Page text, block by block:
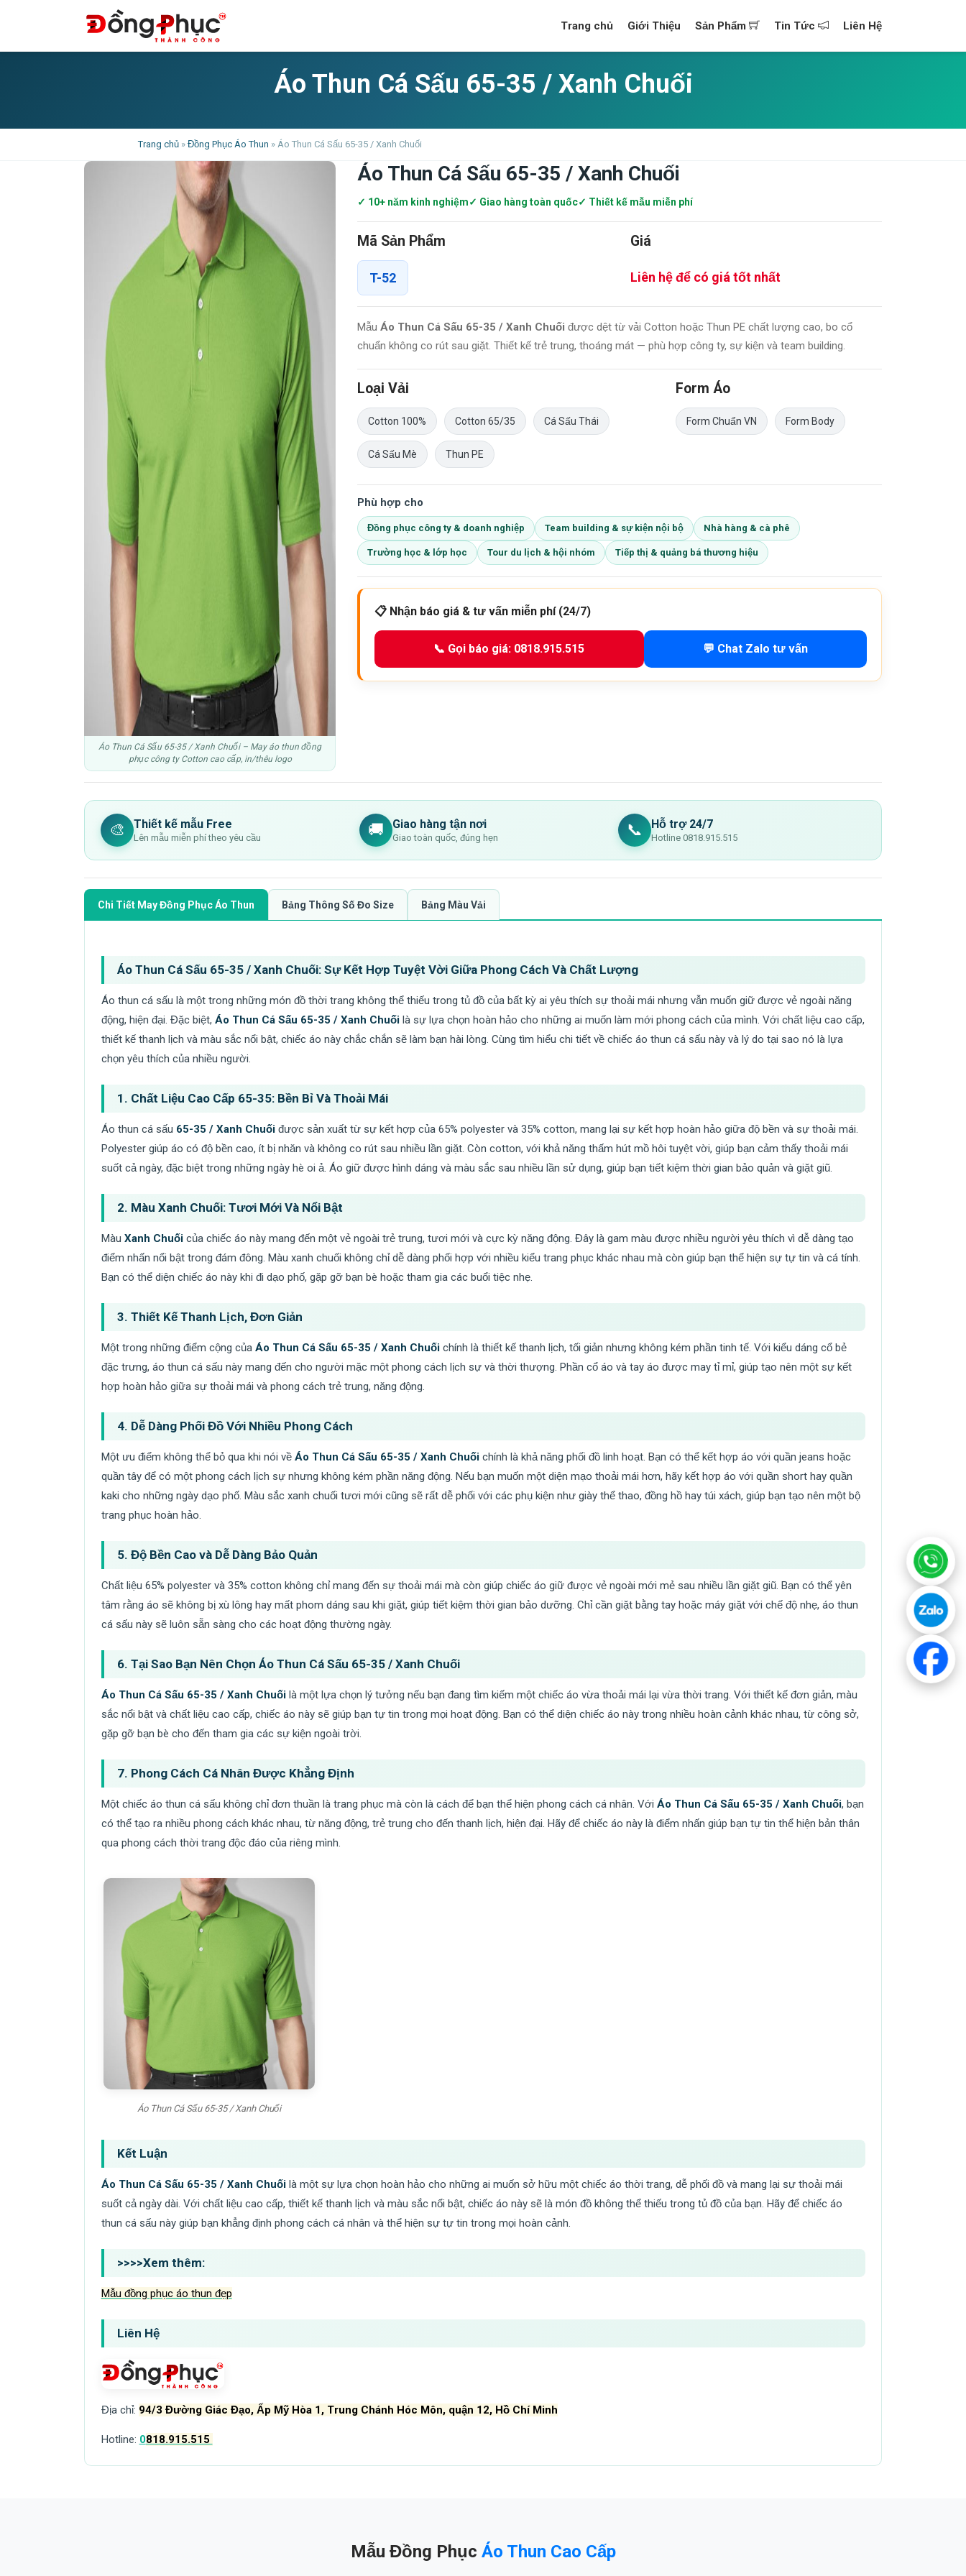
Trang chủ Giới Thiệu Sản Phẩm Tin Tức Liên Hệ
Áo Thun Cá Sấu 65-35 / Xanh Chuối
Trang chủ » Đồng Phục Áo Thun » Áo Thun Cá Sấu 65-35 / Xanh Chuối
Áo Thun Cá Sấu 65-35 / Xanh Chuối – May áo thun đồng
phục công ty Cotton cao cấp, in/thêu logo
Áo Thun Cá Sấu 65-35 / Xanh Chuối
✓ 10+ năm kinh nghiệm✓ Giao hàng toàn quốc✓ Thiết kế mẫu miễn phí
Mã Sản Phẩm
T-52
Giá
Liên hệ để có giá tốt nhất
Mẫu Áo Thun Cá Sấu 65-35 / Xanh Chuối được dệt từ vải Cotton hoặc Thun PE chất lượng cao, bo cổ
chuẩn không co rút sau giặt. Thiết kế trẻ trung, thoáng mát — phù hợp công ty, sự kiện và team building.
Loại Vải
Cotton 100% Cotton 65/35 Cá Sấu Thái
Cá Sấu Mè Thun PE
Form Áo
Form Chuẩn VN Form Body
Phù hợp cho
Đồng phục công ty & doanh nghiệp Team building & sự kiện nội bộ Nhà hàng & cà phê
Trường học & lớp học Tour du lịch & hội nhóm Tiếp thị & quảng bá thương hiệu
📋 Nhận báo giá & tư vấn miễn phí (24/7)
📞 Gọi báo giá: 0818.915.515 💬 Chat Zalo tư vấn
🎨 Thiết kế mẫu Free
Lên mẫu miễn phí theo yêu cầu 🚚 Giao hàng tận nơi
Giao toàn quốc, đúng hẹn 📞 Hỗ trợ 24/7
Hotline 0818.915.515
Chi Tiết May Đồng Phục Áo Thun Bảng Thông Số Đo Size Bảng Màu Vải
Áo Thun Cá Sấu 65-35 / Xanh Chuối: Sự Kết Hợp Tuyệt Vời Giữa Phong Cách Và Chất Lượng
Áo thun cá sấu là một trong những món đồ thời trang không thể thiếu trong tủ đồ của bất kỳ ai yêu thích sự thoải mái nhưng vẫn muốn giữ được vẻ ngoài năng
động, hiện đại. Đặc biệt, Áo Thun Cá Sấu 65-35 / Xanh Chuốilà sự lựa chọn hoàn hảo cho những ai muốn làm mới phong cách của mình. Với chất liệu cao cấp,
thiết kế thanh lịch và màu sắc nổi bật, chiếc áo này chắc chắn sẽ làm bạn hài lòng. Cùng tìm hiểu chi tiết về chiếc áo thun cá sấu này và lý do tại sao nó là lựa
chọn yêu thích của nhiều người.
1. Chất Liệu Cao Cấp 65-35: Bền Bỉ Và Thoải Mái
Áo thun cá sấu 65-35 / Xanh Chuốiđược sản xuất từ sự kết hợp của 65% polyester và 35% cotton, mang lại sự kết hợp hoàn hảo giữa độ bền và sự thoải mái.
Polyester giúp áo có độ bền cao, ít bị nhăn và không co rút sau nhiều lần giặt. Còn cotton, với khả năng thấm hút mồ hôi tuyệt vời, giúp bạn cảm thấy thoải mái
suốt cả ngày, đặc biệt trong những ngày hè oi ả. Áo giữ được hình dáng và màu sắc sau nhiều lần sử dụng, giúp bạn tiết kiệm thời gian bảo quản và giặt giũ.
2. Màu Xanh Chuối: Tươi Mới Và Nổi Bật
Màu Xanh Chuốicủa chiếc áo này mang đến một vẻ ngoài trẻ trung, tươi mới và cực kỳ năng động. Đây là gam màu được nhiều người yêu thích vì dễ dàng tạo
điểm nhấn nổi bật trong đám đông. Màu xanh chuối không chỉ dễ dàng phối hợp với nhiều kiểu trang phục khác nhau mà còn giúp bạn thể hiện sự tự tin và cá tính.
Bạn có thể diện chiếc áo này khi đi dạo phố, gặp gỡ bạn bè hoặc tham gia các buổi tiệc nhẹ.
3. Thiết Kế Thanh Lịch, Đơn Giản
Một trong những điểm cộng của Áo Thun Cá Sấu 65-35 / Xanh Chuốichính là thiết kế thanh lịch, tối giản nhưng không kém phần tinh tế. Với kiểu dáng cổ bẻ
đặc trưng, áo thun cá sấu này mang đến cho người mặc một phong cách lịch sự và thời thượng. Phần cổ áo và tay áo được may tỉ mỉ, giúp tạo nên một sự kết
hợp hoàn hảo giữa sự thoải mái và phong cách trẻ trung, năng động.
4. Dễ Dàng Phối Đồ Với Nhiều Phong Cách
Một ưu điểm không thể bỏ qua khi nói về Áo Thun Cá Sấu 65-35 / Xanh Chuốichính là khả năng phối đồ linh hoạt. Bạn có thể kết hợp áo với quần jeans hoặc
quần tây để có một phong cách lịch sự nhưng không kém phần năng động. Nếu bạn muốn một diện mạo thoải mái hơn, hãy kết hợp áo với quần short hay quần
kaki cho những ngày dạo phố. Màu sắc xanh chuối tươi mới cũng sẽ rất dễ phối với các phụ kiện như giày thể thao, đồng hồ hay túi xách, giúp bạn tạo nên một bộ
trang phục hoàn hảo.
5. Độ Bền Cao và Dễ Dàng Bảo Quản
Chất liệu 65% polyester và 35% cotton không chỉ mang đến sự thoải mái mà còn giúp chiếc áo giữ được vẻ ngoài mới mẻ sau nhiều lần giặt giũ. Bạn có thể yên
tâm rằng áo sẽ không bị xù lông hay mất phom dáng sau khi giặt, giúp tiết kiệm thời gian bảo dưỡng. Chỉ cần giặt bằng tay hoặc máy giặt với chế độ nhẹ, áo thun
cá sấu này sẽ luôn sẵn sàng cho các hoạt động thường ngày.
6. Tại Sao Bạn Nên Chọn Áo Thun Cá Sấu 65-35 / Xanh Chuối
Áo Thun Cá Sấu 65-35 / Xanh Chuốilà một lựa chọn lý tưởng nếu bạn đang tìm kiếm một chiếc áo vừa thoải mái lại vừa thời trang. Với thiết kế đơn giản, màu
sắc nổi bật và chất liệu cao cấp, chiếc áo này sẽ giúp bạn tự tin trong mọi hoạt động. Bạn có thể diện chiếc áo này trong nhiều hoàn cảnh khác nhau, từ công sở,
gặp gỡ bạn bè cho đến tham gia các sự kiện ngoài trời.
7. Phong Cách Cá Nhân Được Khẳng Định
Một chiếc áo thun cá sấu không chỉ đơn thuần là trang phục mà còn là cách để bạn thể hiện phong cách cá nhân. Với Áo Thun Cá Sấu 65-35 / Xanh Chuối, bạn
có thể tạo ra nhiều phong cách khác nhau, từ năng động, trẻ trung cho đến thanh lịch, hiện đại. Hãy để chiếc áo này là điểm nhấn giúp bạn tự tin thể hiện bản thân
qua phong cách thời trang độc đáo của riêng mình.
Áo Thun Cá Sấu 65-35 / Xanh Chuối
Kết Luận
Áo Thun Cá Sấu 65-35 / Xanh Chuốilà một sự lựa chọn hoàn hảo cho những ai muốn sở hữu một chiếc áo thời trang, dễ phối đồ và mang lại sự thoải mái
suốt cả ngày dài. Với chất liệu cao cấp, thiết kế thanh lịch và màu sắc nổi bật, chiếc áo này sẽ là món đồ không thể thiếu trong tủ đồ của bạn. Hãy để chiếc áo
thun cá sấu này giúp bạn khẳng định phong cách cá nhân và thể hiện sự tự tin trong mọi hoàn cảnh.
>>>>Xem thêm:
Mẫu đồng phục áo thun đẹp
Liên Hệ
Địa chỉ: 94/3 Đường Giác Đạo, Ấp Mỹ Hòa 1, Trung Chánh Hóc Môn, quận 12, Hồ Chí Minh
Hotline: 0818.915.515
Mẫu Đồng Phục Áo Thun Cao Cấp